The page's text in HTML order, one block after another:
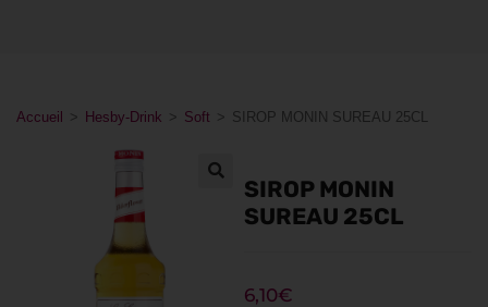
Accueil > Hesby-Drink > Soft > SIROP MONIN SUREAU 25CL
SIROP MONIN
SUREAU 25CL
6,10€